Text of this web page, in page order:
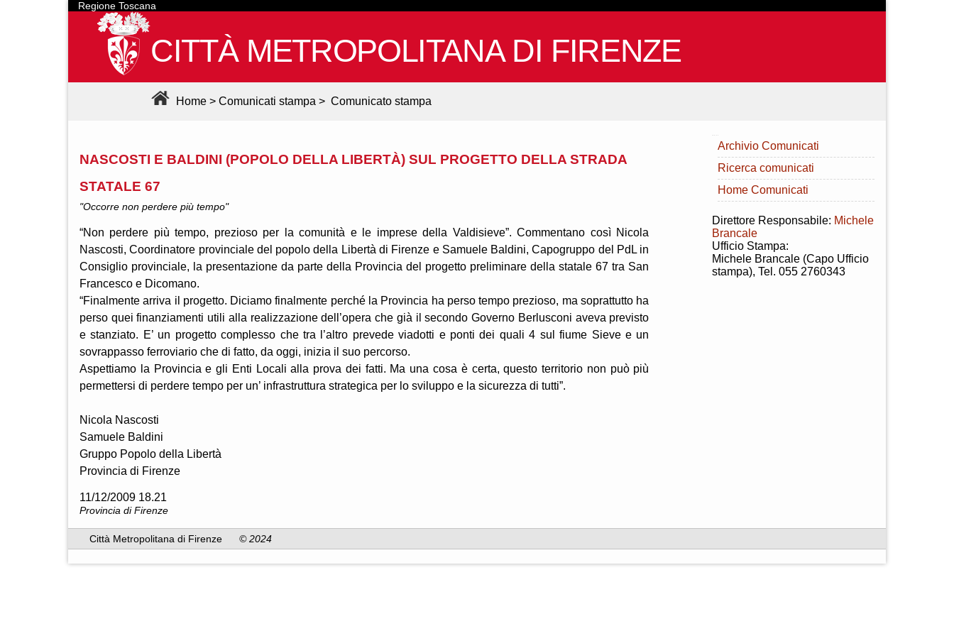
Regione Toscana
CITTÀ METROPOLITANA DI FIRENZE
Home > Comunicati stampa > Comunicato stampa
NASCOSTI E BALDINI (POPOLO DELLA LIBERTÀ) SUL PROGETTO DELLA STRADA
STATALE 67
"Occorre non perdere più tempo"
“Non perdere più tempo, prezioso per la comunità e le imprese della Valdisieve”. Commentano così Nicola
Nascosti, Coordinatore provinciale del popolo della Libertà di Firenze e Samuele Baldini, Capogruppo del PdL in
Consiglio provinciale, la presentazione da parte della Provincia del progetto preliminare della statale 67 tra San
Francesco e Dicomano.
“Finalmente arriva il progetto. Diciamo finalmente perché la Provincia ha perso tempo prezioso, ma soprattutto ha
perso quei finanziamenti utili alla realizzazione dell’opera che già il secondo Governo Berlusconi aveva previsto
e stanziato. E’ un progetto complesso che tra l’altro prevede viadotti e ponti dei quali 4 sul fiume Sieve e un
sovrappasso ferroviario che di fatto, da oggi, inizia il suo percorso.
Aspettiamo la Provincia e gli Enti Locali alla prova dei fatti. Ma una cosa è certa, questo territorio non può più
permettersi di perdere tempo per un’ infrastruttura strategica per lo sviluppo e la sicurezza di tutti”.
Nicola Nascosti
Samuele Baldini
Gruppo Popolo della Libertà
Provincia di Firenze
11/12/2009 18.21
Provincia di Firenze
Archivio Comunicati
Ricerca comunicati
Home Comunicati
Direttore Responsabile: Michele
Brancale
Ufficio Stampa:
Michele Brancale (Capo Ufficio
stampa), Tel. 055 2760343
Città Metropolitana di Firenze © 2024